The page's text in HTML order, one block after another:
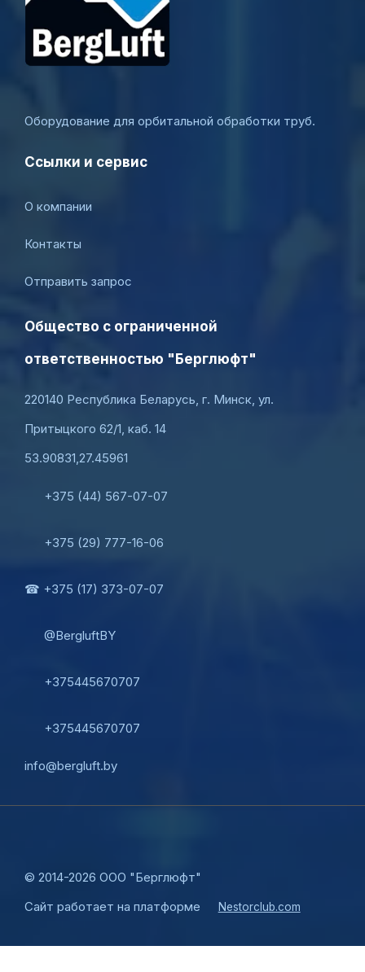
Оборудование для орбитальной обработки труб.
Ссылки и сервис
О компании
Контакты
Отправить запрос
Общество с ограниченной
ответственностью "Берглюфт"
220140 Республика Беларусь, г. Минск, ул.
Притыцкого 62/1, каб. 14
53.90831,27.45961
+375 (44) 567-07-07
+375 (29) 777-16-06
☎ +375 (17) 373-07-07
@BergluftBY
+375445670707
+375445670707
info@bergluft.by
© 2014-2026 ООО "Берглюфт"
Сайт работает на платформе
Nestorclub.com